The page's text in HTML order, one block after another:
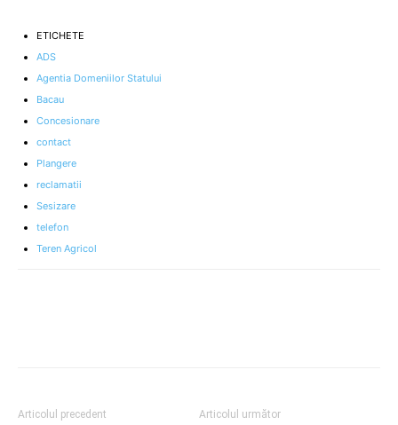
ETICHETE
ADS
Agentia Domeniilor Statului
Bacau
Concesionare
contact
Plangere
reclamatii
Sesizare
telefon
Teren Agricol
Articolul precedent Articolul următor